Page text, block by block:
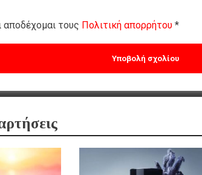
αποδέχομαι τους Πολιτική απορρήτου *